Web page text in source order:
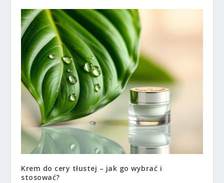
Krem do cery tłustej – jak go wybrać i
stosować?